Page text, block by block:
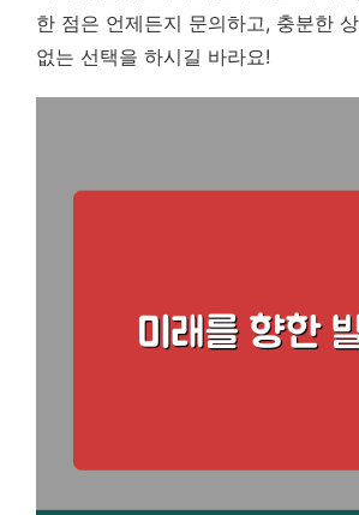
한 점은 언제든지 문의하고, 충분한
없는 선택을 하시길 바라요!